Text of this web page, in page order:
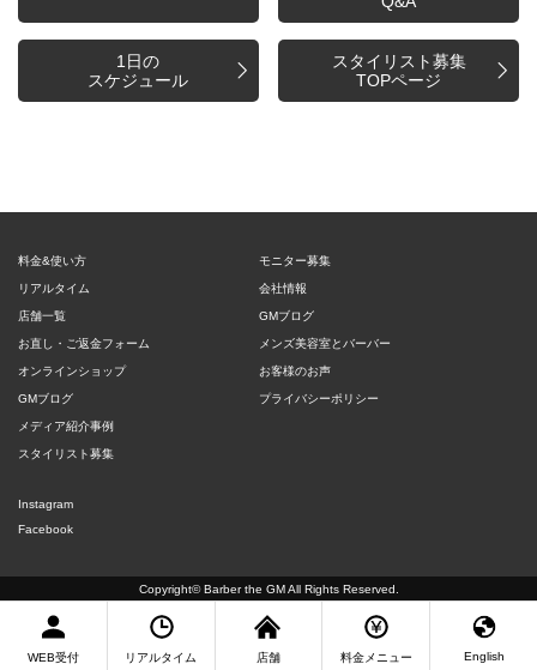
1日の
スケジュール
スタイリスト募集
TOPページ
料金&使い方
リアルタイム
店舗一覧
お直し・ご返金フォーム
オンラインショップ
GMブログ
メディア紹介事例
スタイリスト募集
モニター募集
会社情報
GMブログ
メンズ美容室とバーバー
お客様のお声
プライバシーポリシー
Instagram
Facebook
Copyright© Barber the GM All Rights Reserved.
WEB受付 リアルタイム 店舗 料金メニュー English